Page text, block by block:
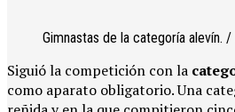
Gimnastas de la categoría alevín. /
Siguió la competición con la
como aparato obligatorio. Una